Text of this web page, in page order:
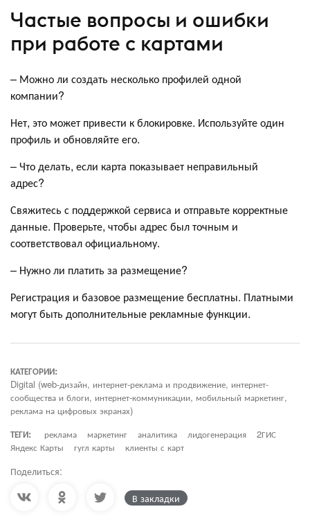
Частые вопросы и ошибки
при работе с картами
– Можно ли создать несколько профилей одной
компании?
Нет, это может привести к блокировке. Используйте один
профиль и обновляйте его.
– Что делать, если карта показывает неправильный
адрес?
Свяжитесь с поддержкой сервиса и отправьте корректные
данные. Проверьте, чтобы адрес был точным и
соответствовал официальному.
– Нужно ли платить за размещение?
Регистрация и базовое размещение бесплатны. Платными
могут быть дополнительные рекламные функции.
КАТЕГОРИИ:
Digital (web-дизайн, интернет-реклама и продвижение, интернет-
сообщества и блоги, интернет-коммуникации, мобильный маркетинг,
реклама на цифровых экранах)
ТЕГИ:
реклама маркетинг аналитика лидогенерация
2ГИС
Яндекс Карты
гугл карты клиенты с карт
Поделиться:
В закладки